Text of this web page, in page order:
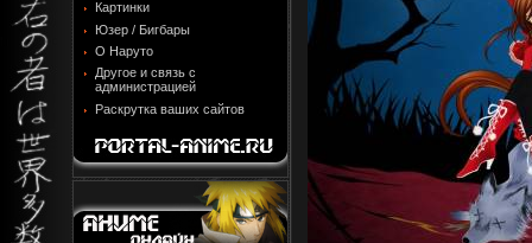
Картинки
Юзер / Бигбары
О Наруто
Другое и связь с
администрацией
Раскрутка ваших сайтов